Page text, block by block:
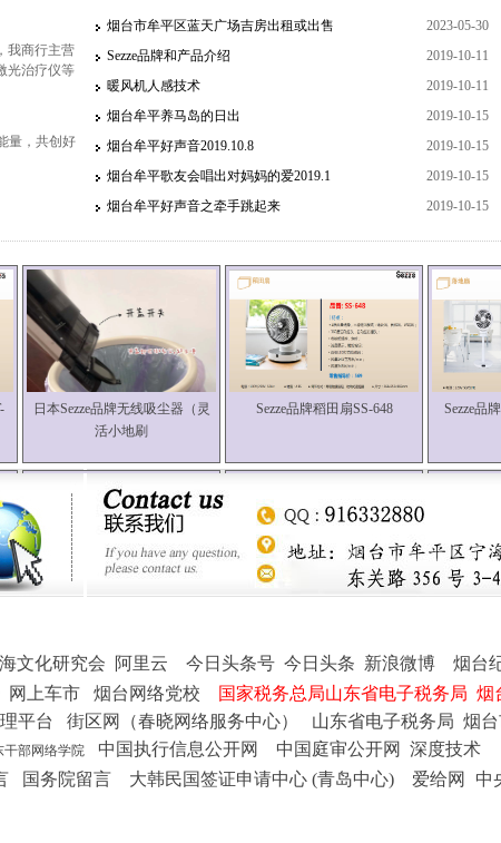
我商行主营
光治疗仪等
量，共创好
2023-05-30
烟台市牟平区蓝天广场吉房出租或出售
2019-10-11
Sezze品牌和产品介绍
2019-10-11
暖风机人感技术
2019-10-15
烟台牟平养马岛的日出
2019-10-15
烟台牟平好声音2019.10.8
2019-10-15
烟台牟平歌友会唱出对妈妈的爱2019.1
2019-10-15
烟台牟平好声音之牵手跳起来
2019-10-15
烟台牟平好声音之摇摆哥摇摆姐
2019-10-15
烟台牟平好声音之胶东第一陶醉哥
日本Sezze品牌无线吸尘器（灵
活小地刷
Sezze品牌稻田扇SS-648 Sezze品
文化研究会 阿里云 今日头条号 今日头条 新浪微博 烟台
网上车市 烟台网络党校 国家税务总局山东省电子税务局 烟
平台 街区网（春晓网络服务中心） 山东省电子税务局 烟
部网络学院 中国执行信息公开网 中国庭审公开网 深度技术
国务院留言 大韩民国签证申请中心 (青岛中心) 爱给网 中